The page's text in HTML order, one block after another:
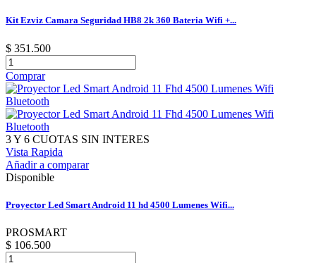
Kit Ezviz Camara Seguridad HB8 2k 360 Bateria Wifi +...
$ 351.500
Comprar
3 Y 6 CUOTAS SIN INTERES
Vista Rapida
Añadir a comparar
Disponible
Proyector Led Smart Android 11 hd 4500 Lumenes Wifi...
PROSMART
$ 106.500